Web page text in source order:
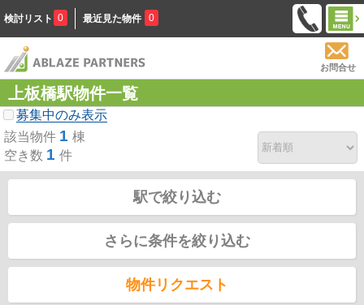
検討リスト 0 最近見た物件 0
お問合せ
上板橋駅物件一覧
募集中のみ表示
該当物件 1 棟
空き数 1 件
駅で絞り込む
さらに条件を絞り込む
物件リクエスト